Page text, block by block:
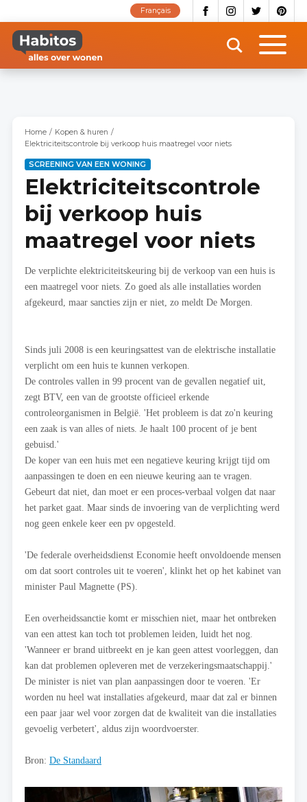
naar
inhoud
gaan
Français
Home
Kopen & huren
Elektriciteitscontrole bij verkoop huis maatregel voor niets
SCREENING VAN EEN WONING
Elektriciteitscontrole
bij verkoop huis
maatregel voor niets
De verplichte elektriciteitskeuring bij de verkoop van een huis is
een maatregel voor niets. Zo goed als alle installaties worden
afgekeurd, maar sancties zijn er niet, zo meldt De Morgen.
Sinds juli 2008 is een keuringsattest van de elektrische installatie
verplicht om een huis te kunnen verkopen.
De controles vallen in 99 procent van de gevallen negatief uit,
zegt BTV, een van de grootste officieel erkende
controleorganismen in België. 'Het probleem is dat zo'n keuring
een zaak is van alles of niets. Je haalt 100 procent of je bent
gebuisd.'
De koper van een huis met een negatieve keuring krijgt tijd om
aanpassingen te doen en een nieuwe keuring aan te vragen.
Gebeurt dat niet, dan moet er een proces-verbaal volgen dat naar
het parket gaat. Maar sinds de invoering van de verplichting werd
nog geen enkele keer een pv opgesteld.
'De federale overheidsdienst Economie heeft onvoldoende mensen
om dat soort controles uit te voeren', klinkt het op het kabinet van
minister Paul Magnette (PS).
Een overheidssanctie komt er misschien niet, maar het ontbreken
van een attest kan toch tot problemen leiden, luidt het nog.
'Wanneer er brand uitbreekt en je kan geen attest voorleggen, dan
kan dat problemen opleveren met de verzekeringsmaatschappij.'
De minister is niet van plan aanpassingen door te voeren. 'Er
worden nu heel wat installaties afgekeurd, maar dat zal er binnen
een paar jaar wel voor zorgen dat de kwaliteit van die installaties
gevoelig verbetert', aldus zijn woordvoerster.
Bron: De Standaard